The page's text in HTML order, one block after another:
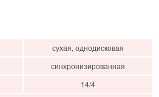
сухая, однодисковая
синхронизированная
14/4